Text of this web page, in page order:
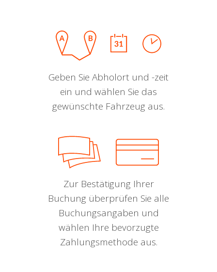
Geben Sie Abholort und -zeit
ein und wählen Sie das
gewünschte Fahrzeug aus.
Zur Bestätigung Ihrer
Buchung überprüfen Sie alle
Buchungsangaben und
wählen Ihre bevorzugte
Zahlungsmethode aus.